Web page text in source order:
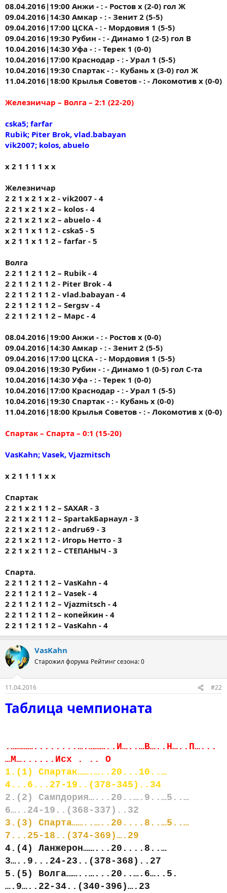
08.04.2016|19:00 Анжи - : - Ростов х (2-0) гол Ж
09.04.2016|14:30 Амкар - : - Зенит 2 (5-5)
09.04.2016|17:00 ЦСКА - : - Мордовия 1 (5-5)
09.04.2016|19:30 Рубин - : - Динамо 1 (2-5) гол В
10.04.2016|14:30 Уфа - : - Терек 1 (0-0)
10.04.2016|17:00 Краснодар - : - Урал 1 (5-5)
10.04.2016|19:30 Спартак - : - Кубань х (3-0) гол Ж
11.04.2016|18:00 Крылья Советов - : - Локомотив х (0-0)
Железничар – Волга – 2:1 (22-20)
cska5; farfar
Rubik; Piter Brok, vlad.babayan
vik2007; kolos, abuelo
х 2 1 1 1 1 х х
Железничар
2 2 1 x 2 1 x 2 - vik2007 - 4
2 2 1 x 2 1 x 2 – kolos - 4
2 2 1 x 2 1 x 2 – abuelo - 4
x 2 1 1 x 1 1 2 - cska5 - 5
x 2 1 1 x 1 1 2 – farfar - 5
Волга
2 2 1 1 2 1 1 2 – Rubik - 4
2 2 1 1 2 1 1 2 - Piter Brok - 4
2 2 1 1 2 1 1 2 - vlad.babayan - 4
2 2 1 1 2 1 1 2 – Sergsv - 4
2 2 1 1 2 1 1 2 – Марс - 4
08.04.2016|19:00 Анжи - : - Ростов х (0-0)
09.04.2016|14:30 Амкар - : - Зенит 2 (5-5)
09.04.2016|17:00 ЦСКА - : - Мордовия 1 (5-5)
09.04.2016|19:30 Рубин - : - Динамо 1 (0-5) гол С-та
10.04.2016|14:30 Уфа - : - Терек 1 (0-0)
10.04.2016|17:00 Краснодар - : - Урал 1 (5-5)
10.04.2016|19:30 Спартак - : - Кубань х (0-0)
11.04.2016|18:00 Крылья Советов - : - Локомотив х (0-0)
Спартак – Спарта – 0:1 (15-20)
VasKahn; Vasek, Vjazmitsch
х 2 1 1 1 1 х х
Спартак
2 2 1 х 2 1 1 2 – SAXAR - 3
2 2 1 х 2 1 1 2 – SpartakБарнаул - 3
2 2 1 х 2 1 1 2 - andru69 - 3
2 2 1 х 2 1 1 2 - Игорь Нетто - 3
2 2 1 х 2 1 1 2 – СТЕПАНЫЧ - 3
Спарта.
2 2 1 1 2 1 1 2 – VasKahn - 4
2 2 1 1 2 1 1 2 – Vasek - 4
2 2 1 1 2 1 1 2 – Vjazmitsch - 4
2 2 1 1 2 1 1 2 – копейкин - 4
2 2 1 1 2 1 1 2 – VasKahn - 4
VasKahn
Старожил форума Рейтинг сезона: 0
11.04.2016 #22
Таблица чемпионата
.…………........….………..И…..…В…..Н…..П…...
…М…......Исх . .. О
1.(1) Спартак…….…..20...10..…
4...6...27-19..(378-345)..34
2.(2) Сампдория…...20..….9..…5..…
6…..24-19..(368-337)..32
3.(3) Спарта……..…..20....8..…5..…
7...25-18..(374-369)….29
4.(4) Ланжерон……...20....8..…
3…..9...24-23..(378-368)..27
5.(5) Волга……..…...20..….6…..5.
….9…..22-34..(340-396)….23